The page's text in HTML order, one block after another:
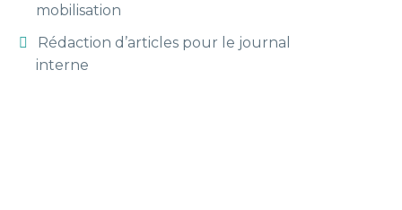
mobilisation
Rédaction d’articles pour le journal
interne